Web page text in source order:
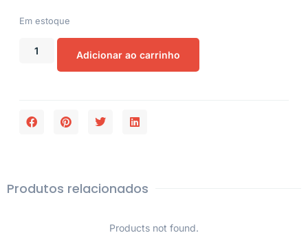
Em estoque
Adicionar ao carrinho
Produtos relacionados
Products not found.